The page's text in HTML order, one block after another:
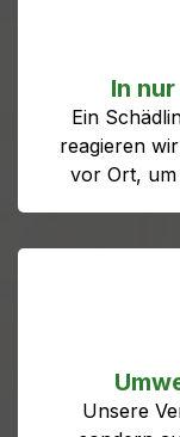
In
Ein
reagieren
vor Ort, um
Unsere